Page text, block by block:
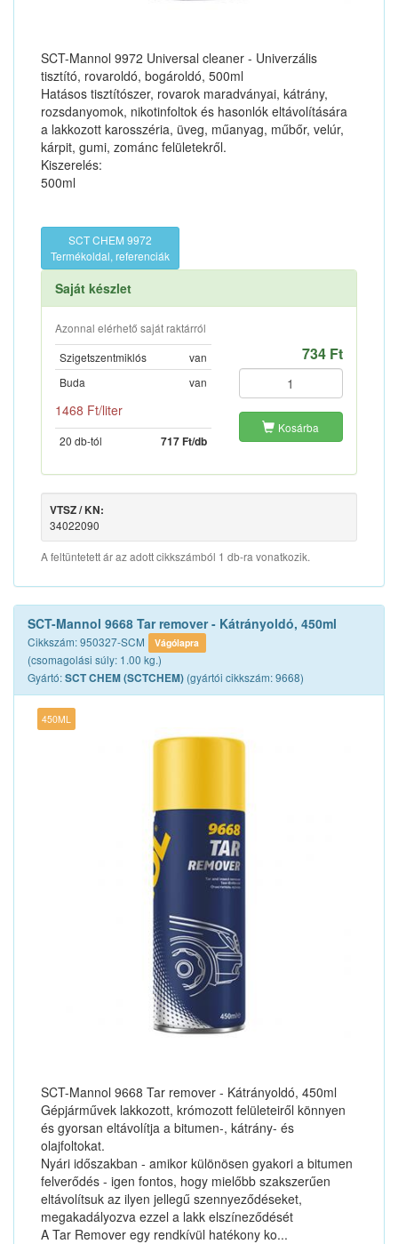
SCT-Mannol 9972 Universal cleaner - Univerzális
tisztító, rovaroldó, bogároldó, 500ml
Hatásos tisztítószer, rovarok maradványai, kátrány,
rozsdanyomok, nikotinfoltok és hasonlók eltávolítására
a lakkozott karosszéria, üveg, műanyag, műbőr, velúr,
kárpit, gumi, zománc felületekről.
Kiszerelés:
500ml
SCT CHEM 9972
Termékoldal, referenciák
Saját készlet
Azonnal elérhető saját raktárról
Szigetszentmiklós
van
Buda
van
1468 Ft/liter
20 db-tól 717 Ft/db
734 Ft
Kosárba
VTSZ / KN:
34022090
A feltüntetett ár az adott cikkszámból 1 db-ra vonatkozik.
SCT-Mannol 9668 Tar remover - Kátrányoldó, 450ml
Cikkszám: 950327-SCM Vágólapra
(csomagolási súly: 1.00 kg.)
Gyártó:SCT CHEM (SCTCHEM) (gyártói cikkszám: 9668)
450ML
SCT-Mannol 9668 Tar remover - Kátrányoldó, 450ml
Gépjárművek lakkozott, krómozott felületeiről könnyen
és gyorsan eltávolítja a bitumen-, kátrány- és
olajfoltokat.
Nyári időszakban - amikor különösen gyakori a bitumen
felverődés - igen fontos, hogy mielőbb szakszerűen
eltávolítsuk az ilyen jellegű szennyeződéseket,
megakadályozva ezzel a lakk elszíneződését
A Tar Remover egy rendkívül hatékony ko...